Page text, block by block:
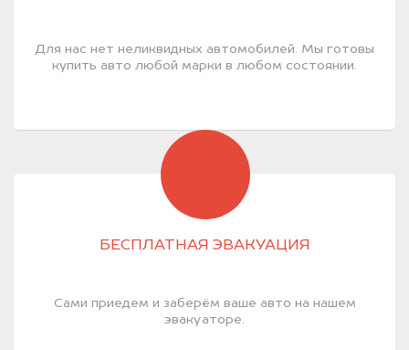
Для нас нет неликвидных автомобилей. Мы готовы
купить авто любой марки в любом состоянии.
БЕСПЛАТНАЯ ЭВАКУАЦИЯ
Сами приедем и заберём ваше авто на нашем
эвакуаторе.